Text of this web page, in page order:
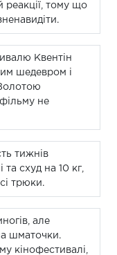
реакції, тому що
Квентін
шедевром і
не
тижнів
та схуд на 10 кг,
трюки.
але
шматочки.
кінофестивалі,